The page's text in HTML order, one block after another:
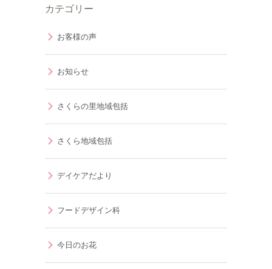
カテゴリー
お客様の声
お知らせ
さくらの里地域包括
さくら地域包括
デイケアだより
フードデザイン科
今日のお花